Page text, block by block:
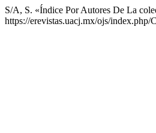
S/A, S. «Índice Por Autores De La
https://erevistas.uacj.mx/ojs/